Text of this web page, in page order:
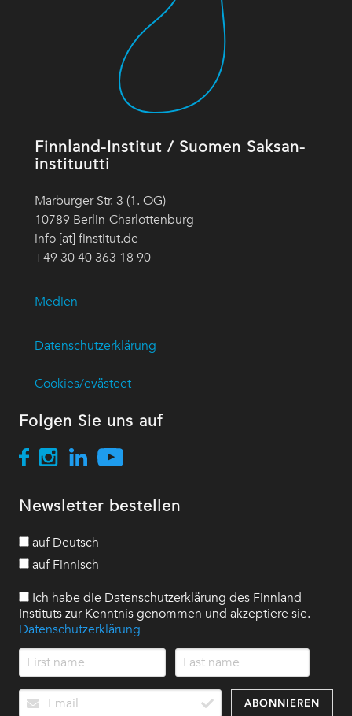
Finnland-Institut / Suomen Saksan-
instituutti
Marburger Str. 3 (1. OG)
10789 Berlin-Charlottenburg
info [at] finstitut.de
+49 30 40 363 18 90
Medien
Datenschutzerklärung
Cookies/evästeet
Folgen Sie uns auf
Newsletter bestellen
auf Deutsch
auf Finnisch
Ich habe die Datenschutzerklärung des Finnland-
Instituts zur Kenntnis genommen und akzeptiere sie.
Datenschutzerklärung
ABONNIEREN